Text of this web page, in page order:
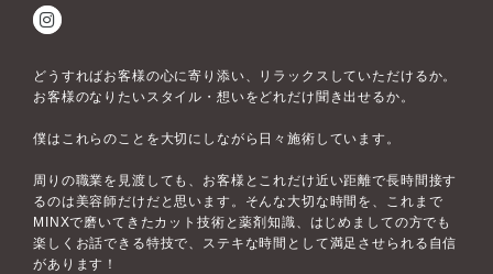
どうすればお客様の心に寄り添い、リラックスしていただけるか。
お客様のなりたいスタイル・想いをどれだけ聞き出せるか。
僕はこれらのことを大切にしながら日々施術しています。
周りの職業を見渡しても、お客様とこれだけ近い距離で長時間接す
るのは美容師だけだと思います。そんな大切な時間を、これまで
MINXで磨いてきたカット技術と薬剤知識、はじめましての方でも
楽しくお話できる特技で、ステキな時間として満足させられる自信
があります！